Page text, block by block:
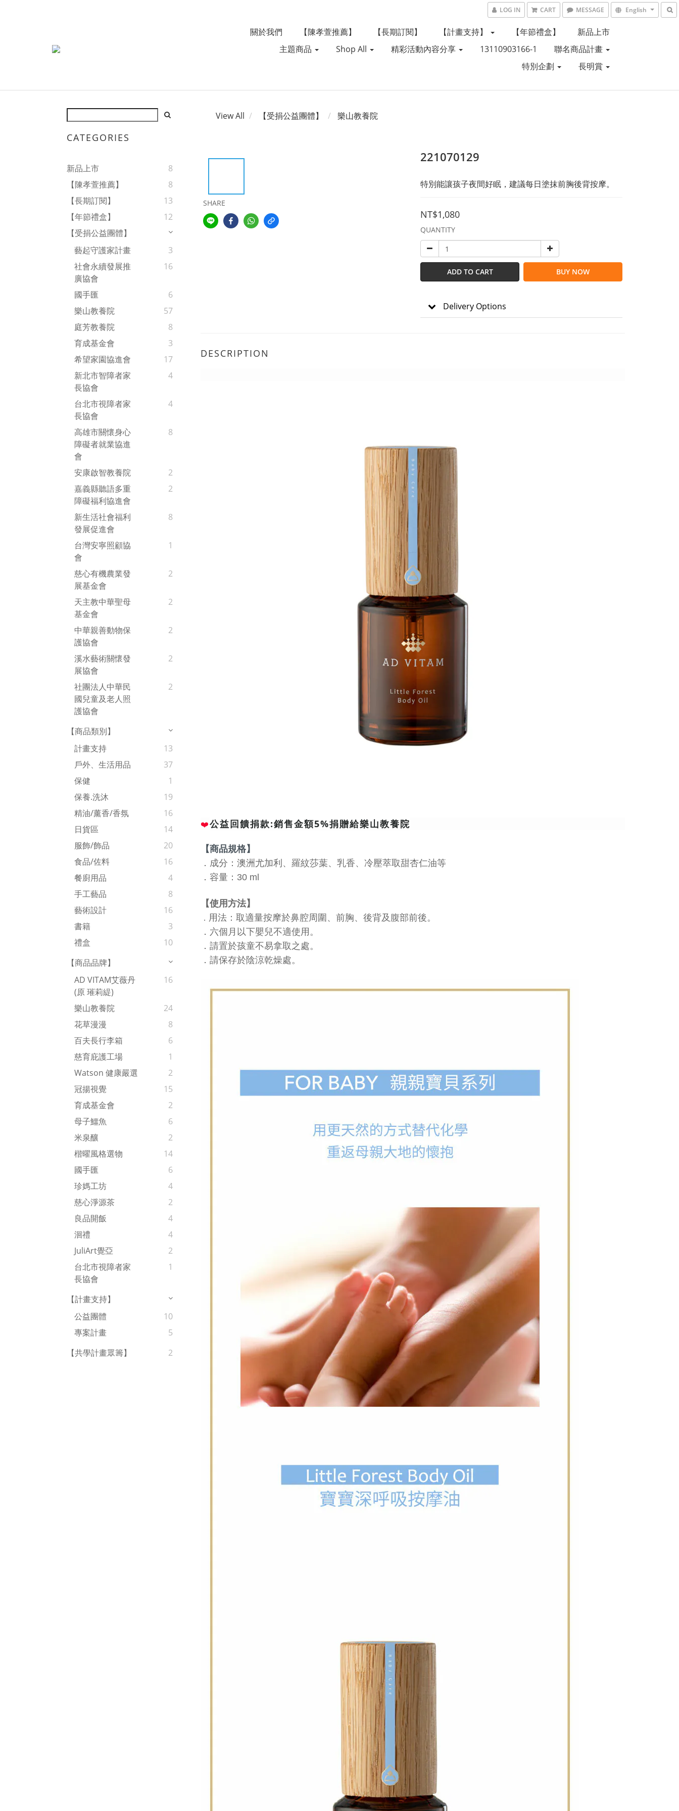
LOG IN CART MESSAGE English
關於我們 【陳孝萱推薦】 【長期訂閱】 【計畫支持】 【年節禮盒】
新品上市
主題商品
Shop All 精彩活動內容分享 13110903166-1
聯名商品計畫
特別企劃
長明賞
CATEGORIES
新品上市
8
【陳孝萱推薦】
8
【長期訂閱】
13
【年節禮盒】
12
【受捐公益團體】
藝起守護家計畫
3
社會永續發展推
廣協會
16
國手匯
6
樂山教養院
57
庭芳教養院
8
育成基金會
3
希望家園協進會
17
新北市智障者家
長協會
4
台北市視障者家
長協會
4
高雄市關懷身心
障礙者就業協進
會
8
安康啟智教養院
2
嘉義縣聽語多重
障礙福利協進會
2
新生活社會福利
發展促進會
8
台灣安寧照顧協
會
1
慈心有機農業發
展基金會
2
天主教中華聖母
基金會
2
中華親善動物保
護協會
2
溪水藝術關懷發
展協會
2
社團法人中華民
國兒童及老人照
護協會
2
【商品類別】
計畫支持
13
戶外、生活用品
37
保健
1
保養.洗沐
19
精油/薰香/香氛
16
日貨區
14
服飾/飾品
20
食品/佐料
16
餐廚用品
4
手工藝品
8
藝術設計
16
書籍
3
禮盒
10
【商品品牌】
AD VITAM艾薇丹
(原 璀莉緹)
16
樂山教養院
24
花草漫漫
8
百夫長行李箱
6
慈育庇護工場
1
Watson 健康嚴選
2
冠揚視覺
15
育成基金會
2
母子鱷魚
6
米泉釀
2
楷曜風格選物
14
國手匯
6
珍媽工坊
4
慈心淨源茶
2
良品開飯
4
洄禮
4
JuliArt覺亞
2
台北市視障者家
長協會
1
【計畫支持】
公益團體
10
專案計畫
5
【共學計畫眾籌】
2
View All 【受捐公益團體】 樂山教養院
SHARE
221070129
特別能讓孩子夜間好眠，建議每日塗抹前胸後背按摩。
NT$1,080
QUANTITY
ADD TO CART BUY NOW
Delivery Options
DESCRIPTION
❤️公益回饋捐款:銷售金額5%捐贈給樂山教養院
【商品規格】
． 成分： 澳洲尤加利、羅紋莎葉、乳香、冷壓萃取甜杏仁油等
．容量 ：30 ml
【使用方法】
． 用法： 取適量按摩於鼻腔周圍、前胸、後背及腹部前後。
．六個月以下嬰兒不適使用。
． 請置於孩童不易拿取之處。
． 請保存於陰涼乾燥處。